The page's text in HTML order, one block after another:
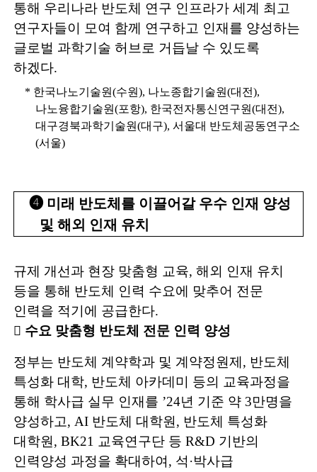
통해 우리나라 반도체 연구 인프라가 세계 최고
연구자들이 모여 함께 연구하고 인재를 양성하는
글로벌 과학기술 허브로 거듭날 수 있도록
하겠다.
* 한국나노기술원(수원), 나노종합기술원(대전),
나노융합기술원(포항), 한국전자통신연구원(대전),
대구경북과학기술원(대구), 서울대 반도체공동연구소
(서울)
➍ 미래 반도체를 이끌어갈 우수 인재 양성
및 해외 인재 유치
규제 개선과 현장 맞춤형 교육, 해외 인재 유치
등을 통해 반도체 인력 수요에 맞추어 전문
인력을 적기에 공급한다.
󰊱 수요 맞춤형 반도체 전문 인력 양성
정부는 반도체 계약학과 및 계약정원제, 반도체
특성화 대학, 반도체 아카데미 등의 교육과정을
통해 학사급 실무 인재를 ’24년 기준 약 3만명을
양성하고, AI 반도체 대학원, 반도체 특성화
대학원, BK21 교육연구단 등 R&D 기반의
인력양성 과정을 확대하여, 석 ·박사급